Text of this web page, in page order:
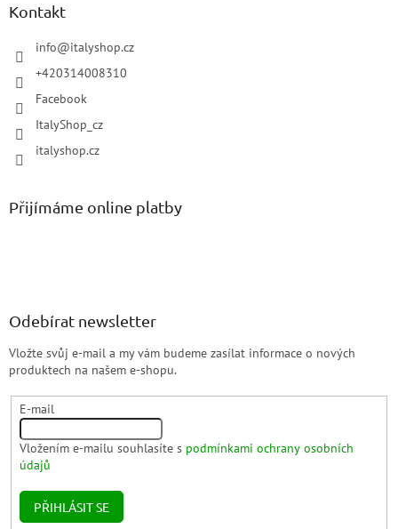
Kontakt
info@italyshop.cz
+420314008310
Facebook
ItalyShop_cz
italyshop.cz
Přijímáme online platby
Odebírat newsletter
Vložte svůj e-mail a my vám budeme zasílat informace o nových
produktech na našem e-shopu.
E-mail
Vložením e-mailu souhlasíte s podmínkami ochrany osobních
údajů
PŘIHLÁSIT SE